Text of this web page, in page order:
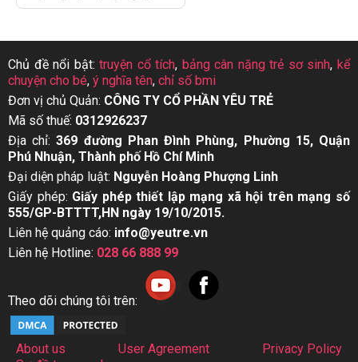
Chủ đề nổi bật:truyện cổ tích, bảng cân nặng trẻ sơ sinh,kể
chuyện cho bé, ý nghĩa tên, chỉ số bmi
Đơn vị chủ Quản: CÔNG TY CỔ PHẦN YÊU TRẺ
Mã số thuế: 0312926237
Địa chỉ:369 đường Phan Đình Phùng, Phường 15, Quận
Phú Nhuận, Thành phố Hồ Chí Minh
Đại diện pháp luật: Nguyễn Hoàng Phượng Linh
Giấy phép: Giấy phép thiết lập mạng xã hội trên mạng số
555/GP-BTTTT,HN ngày 19/10/2015.
Liên hệ quảng cáo: info@yeutre.vn
Liên hệ Hotline: 028 66 888 99
Theo dõi chúng tôi trên:
About us User Agreement
Privacy Policy